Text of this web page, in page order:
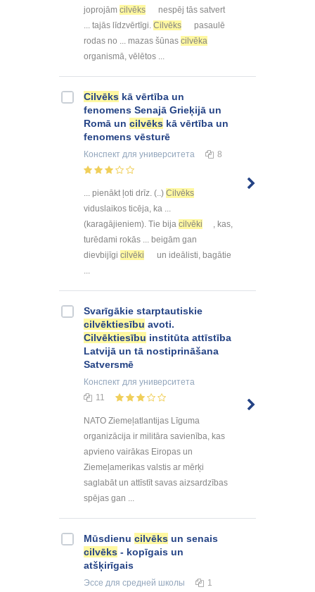
joprojām cilvēks
nespēj tās satvert
... tajās līdzvērtīgi. Cilvēks
pasaulē
rodas no ... mazas šūnas cilvēka
organismā, vēlētos ...
Cilvēks kā vērtība un
fenomens Senajā Grieķijā un
Romā un cilvēks kā vērtība un
fenomens vēsturē
Конспект для университета 8
... pienākt ļoti drīz. (..) Cilvēks
viduslaikos ticēja, ka ...
(karagājieniem). Tie bija cilvēki
, kas,
turēdami rokās ... beigām gan
dievbijīgi cilvēki
un ideālisti, bagātie
Svarīgākie starptautiskie
cilvēktiesību avoti.
Cilvēktiesību institūta attīstība
Latvijā un tā nostiprināšana
Satversmē
Конспект для университета
11
NATO Ziemeļatlantijas Līguma
organizācija ir militāra savienība, kas
apvieno vairākas Eiropas un
Ziemeļamerikas valstis ar mērķi
saglabāt un attīstīt savas aizsardzības
spējas gan ...
Mūsdienu cilvēks un senais
cilvēks - kopīgais un
atšķirīgais
Эссе для средней школы 1